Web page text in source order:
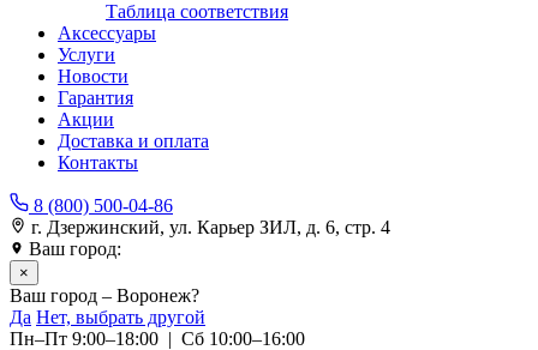
Таблица соответствия
Аксессуары
Услуги
Новости
Гарантия
Акции
Доставка и оплата
Контакты
8 (800) 500-04-86
г. Дзержинский, ул. Карьер ЗИЛ, д. 6, стр. 4
Ваш город:
×
Ваш город – Воронеж?
Да Нет, выбрать другой
Пн–Пт 9:00–18:00 | Сб 10:00–16:00